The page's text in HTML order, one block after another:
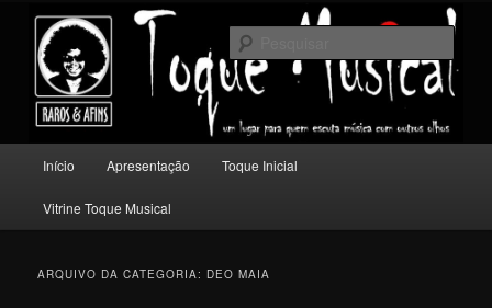
conteúdo
principal
conteúdo
secundário
Toque Musical
Um lugar para quem escuta música com outros olhos.
principal
Início Apresentação Toque Inicial
Vitrine Toque Musical
ARQUIVO DA CATEGORIA: DEO MAIA